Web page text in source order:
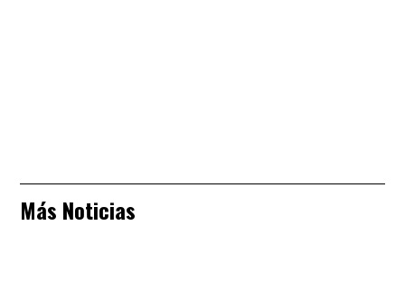
Más Noticias